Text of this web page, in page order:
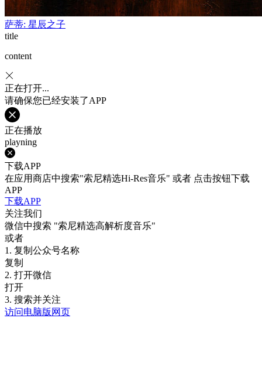
萨蒂: 星辰之子
title
content
正在打开...
请确保您已经安装了APP
正在播放
playning
下载APP
在应用商店中搜索"索尼精选Hi-Res音乐" 或者 点击按钮下载
APP
下载APP
关注我们
微信中搜索 "索尼精选高解析度音乐"
或者
1. 复制公众号名称
复制
2. 打开微信
打开
3. 搜索并关注
访问电脑版网页